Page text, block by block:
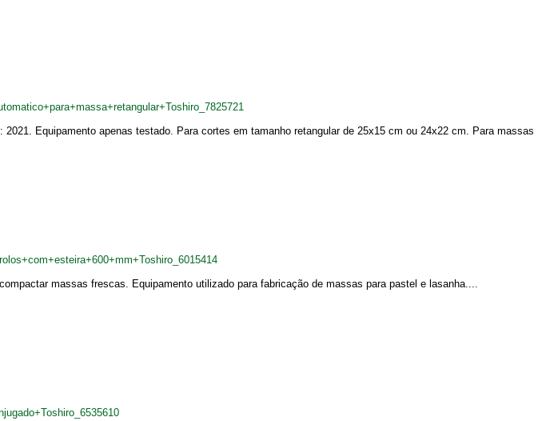
Equipamento apenas testado. Para cortes em tamanho retangular de 25x15 cm ou 24x22 cm. Para massas
massas frescas. Equipamento utilizado para fabricação de massas para pastel e lasanha....